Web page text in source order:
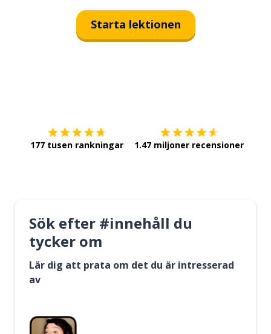
Starta lektionen
177 tusen rankningar 1.47 miljoner recensioner
Sök efter #innehåll du
tycker om
Lär dig att prata om det du är intresserad
av